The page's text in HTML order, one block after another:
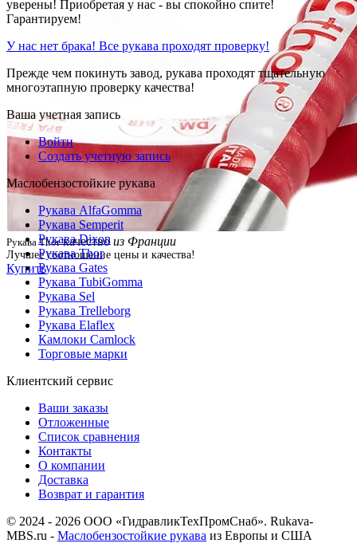
Рукава Thorкачествоиз Франции
Лучшее соотношение цены и качества!
Купить
уверены! Приобретая у нас - вы спокойно спите!
Гарантируем!
У нас нет брака! Все рукава проходят проверку!
Прежде чем покинуть завод, рукава проходят тщательную
многоэтапную проверку качества!
Ваша учетная запись
Войти
Создать учетную запись
Маслобензостойкие рукава
Рукава AlfaGomma
Рукава Semperit
Рукава Dixon
Рукава Thor
Рукава Gates
Рукава TubiGomma
Рукава Sel
Рукава Trelleborg
Рукава Elaflex
Камлоки Camlock
Торговые марки
Клиентский сервис
Ваши заказы
Отложенные
Список сравнения
Контакты
О компании
Доставка
Возврат и гарантия
© 2024 - 2026 ООО «ГидравликТехПромСнаб». Rukava-
MBS.ru - Маслобензостойкие рукава из Европы и США